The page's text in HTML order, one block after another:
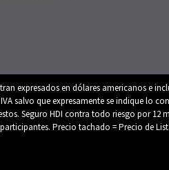
expresados en dólares americanos e
salvo que expresamente se indique lo
Seguro HDI contra todo riesgo por
Precio tachado = Precio de